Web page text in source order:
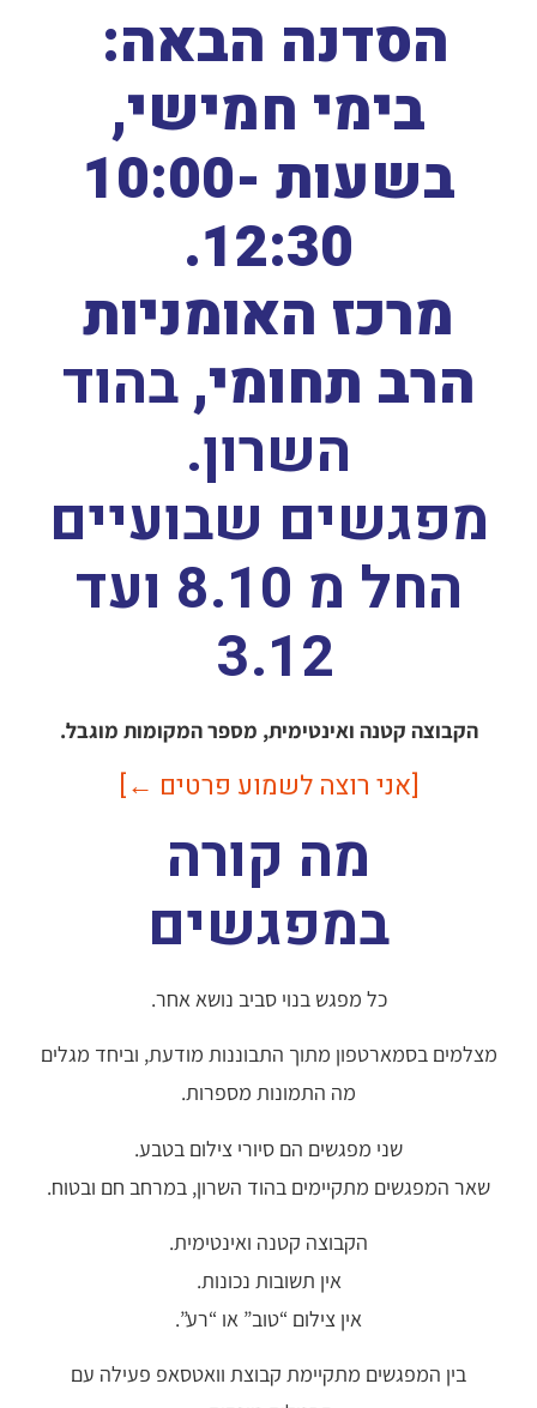
הסדנה הבאה:
בימי חמישי,
בשעות 10:00-
12:30.
מרכז האומניות
הרב תחומי,בהוד
השרון.
מפגשים שבועיים
החל מ 8.10 ועד
3.12
הקבוצה קטנה ואינטימית, מספר המקומות מוגבל.
[אני רוצה לשמוע פרטים ←]
מה קורה
במפגשים
כל מפגש בנוי סביב נושא אחר.
מצלמים בסמארטפון מתוך התבוננות מודעת, וביחד מגלים
מה התמונות מספרות.
שני מפגשים הם סיורי צילום בטבע.
שאר המפגשים מתקיימים בהוד השרון, במרחב חם ובטוח.
הקבוצה קטנה ואינטימית.
אין תשובות נכונות.
אין צילום “טוב” או “רע”.
בין המפגשים מתקיימת קבוצת וואטסאפ פעילה עם